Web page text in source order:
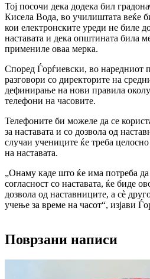
Тој посочи дека додека бил
Кисела Вода, во училиштата веќе
кои електронските уреди не биле
наставата и дека општината била
примениле оваа мерка.
Според Ѓорѓиевски, во наредниот
разговори со директорите на
дефинирање на нови правила
телефони на часовите.
Телефоните би можеле да се
за наставата и со дозвола од
случаи учениците ќе треба
на наставата.
„Онаму каде што ќе има потреба да
согласност со наставата, ќе биде
дозвола од наставниците, а сè
учење за време на часот“, изјави
Поврзани написи